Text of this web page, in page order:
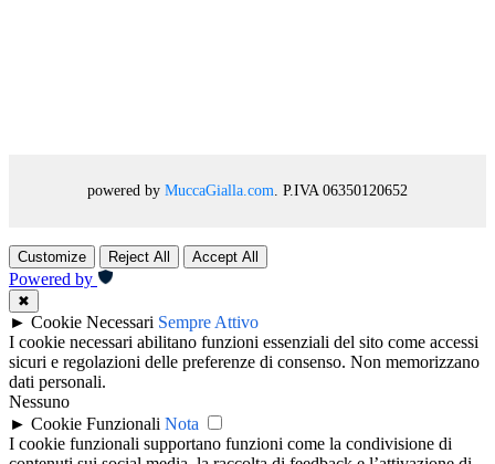
powered by MuccaGialla.com. P.IVA 06350120652
Customize Reject All Accept All
Powered by
✖
► Cookie Necessari Sempre Attivo
I cookie necessari abilitano funzioni essenziali del sito come accessi
sicuri e regolazioni delle preferenze di consenso. Non memorizzano
dati personali.
Nessuno
► Cookie Funzionali Nota
I cookie funzionali supportano funzioni come la condivisione di